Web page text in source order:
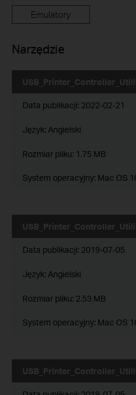
Emulatory
Narzędzie
Data publikacji: 2022-02-21
Język: Angielski
Rozmiar pliku: 1.75 MB
System operacyjny: Mac OS
Data publikacji: 2019-07-05
Język: Angielski
Rozmiar pliku: 2.53 MB
System operacyjny: Mac OS